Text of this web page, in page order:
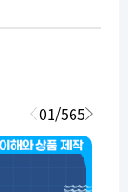
01/565